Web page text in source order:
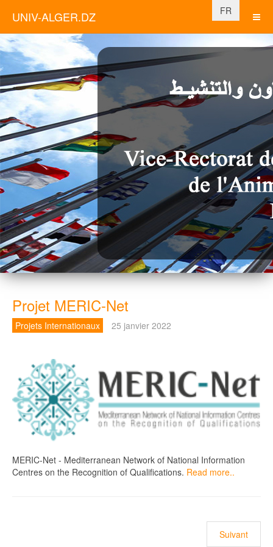
UNIV-ALGER.DZ
Sélectionnez
FR
Projet MERIC-Net
Projets Internationaux 25 janvier 2022
MERIC-Net - Mediterranean Network of National Information
Centres on the Recognition of Qualifications. Read more..
Article
Suivant